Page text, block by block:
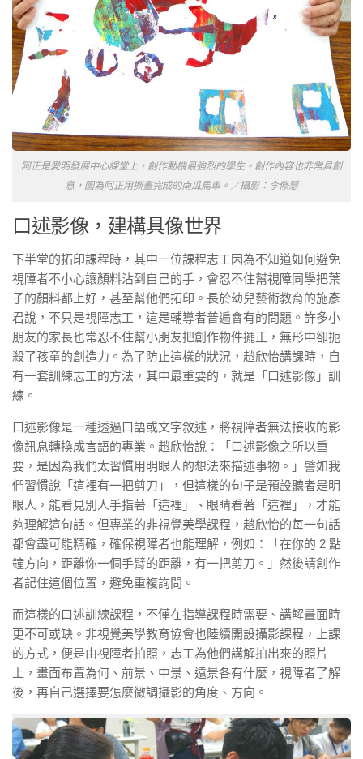
阿正是愛明發展中心課堂上，創作動機最強烈的學生。創作內容也非常具創
意，圖為阿正用撕畫完成的南瓜馬車。／攝影：李修慧
口述影像，建構具像世界
下半堂的拓印課程時，其中一位課程志工因為不知道如何避免
視障者不小心讓顏料沾到自己的手，會忍不住幫視障同學把葉
子的顏料都上好，甚至幫他們拓印。長於幼兒藝術教育的施彥
君說，不只是視障志工，這是輔導者普遍會有的問題。許多小
朋友的家長也常忍不住幫小朋友把創作物件擺正，無形中卻扼
殺了孩童的創造力。為了防止這樣的狀況，趙欣怡講課時，自
有一套訓練志工的方法，其中最重要的，就是「口述影像」訓
練。
口述影像是一種透過口語或文字敘述，將視障者無法接收的影
像訊息轉換成言語的專業。趙欣怡說：「口述影像之所以重
要，是因為我們太習慣用明眼人的想法來描述事物。」譬如我
們習慣說「這裡有一把剪刀」，但這樣的句子是預設聽者是明
眼人，能看見別人手指著「這裡」、眼睛看著「這裡」，才能
夠理解這句話。但專業的非視覺美學課程，趙欣怡的每一句話
都會盡可能精確，確保視障者也能理解，例如：「在你的 2 點
鐘方向，距離你一個手臂的距離，有一把剪刀。」然後請創作
者記住這個位置，避免重複詢問。
而這樣的口述訓練課程，不僅在指導課程時需要、講解畫面時
更不可或缺。非視覺美學教育協會也陸續開設攝影課程，上課
的方式，便是由視障者拍照，志工為他們講解拍出來的照片
上，畫面布置為何、前景、中景、遠景各有什麼，視障者了解
後，再自己選擇要怎麼微調攝影的角度、方向。